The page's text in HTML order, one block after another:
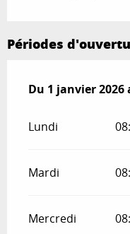
Périodes
Du 1 janvier 2026
Du 1 janvier 2026
Lundi
Mardi
Mercredi